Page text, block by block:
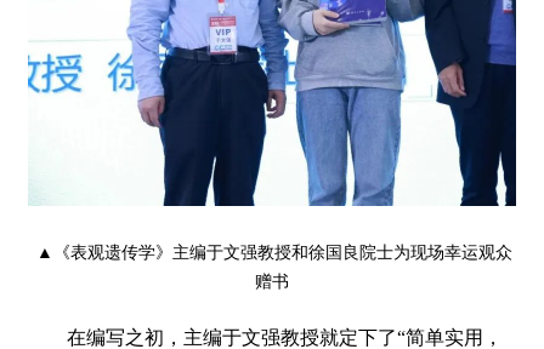
▲《表观遗传学》主编于文强教授和徐国良院士为现场幸运观众
赠书
在编写之初，主编于文强教授就定下了“简单实用，